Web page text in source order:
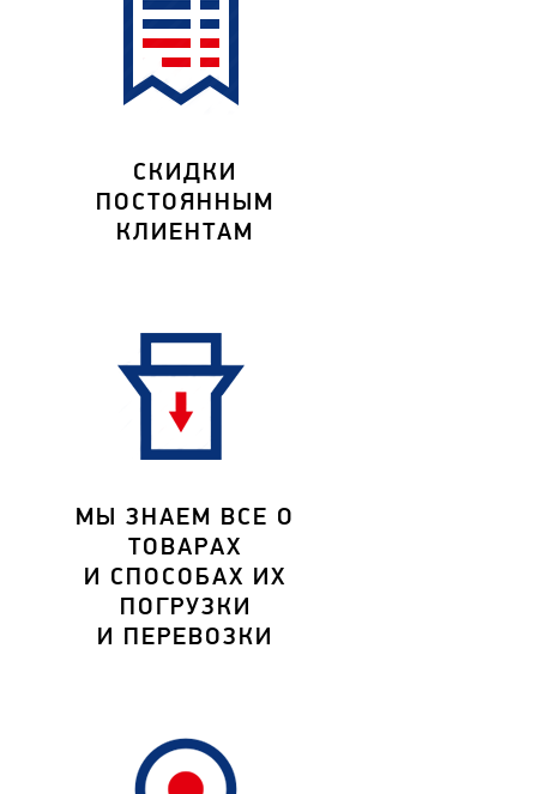
СКИДКИ
ПОСТОЯННЫМ
КЛИЕНТАМ
МЫ ЗНАЕМ ВСЕ О
ТОВАРАХ
И СПОСОБАХ ИХ
ПОГРУЗКИ
И ПЕРЕВОЗКИ